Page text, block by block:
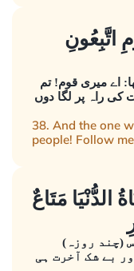
اتَّبِعُونِ
اے میری قوم! تم
کی راہ پر لگا دوں
38. And the one
people! Follow
الدُّنْيَا مَتَاعٌ
(چند روزہ)
بے شک آخرت ہی